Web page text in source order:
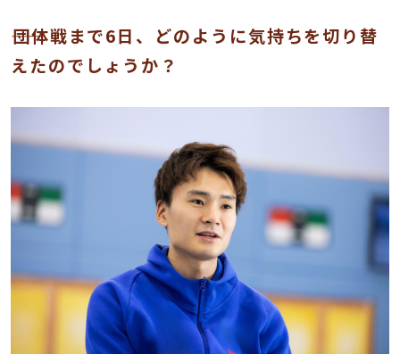
――団体戦まで6日、どのように気持ちを切り替
えたのでしょうか？